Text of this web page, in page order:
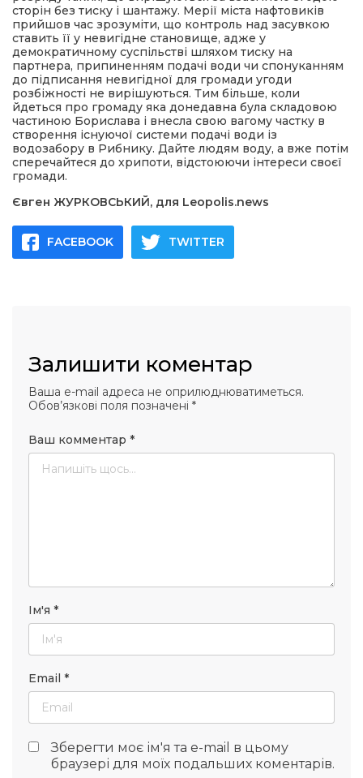
сторін без тиску і шантажу. Мерії міста нафтовиків
прийшов час зрозуміти, що контроль над засувкою
ставить її у невигідне становище, адже у
демократичному суспільстві шляхом тиску на
партнера, припиненням подачі води чи спонуканням
до підписання невигідної для громади угоди
розбіжності не вирішуються. Тим більше, коли
йдеться про громаду яка донедавна була складовою
частиною Борислава і внесла свою вагому частку в
створення існуючої системи подачі води із
водозабору в Рибнику. Дайте людям воду, а вже потім
сперечайтеся до хрипоти, відстоюючи інтереси своєї
громади.
Євген ЖУРКОВСЬКИЙ, для Leopolis.news
FACEBOOK TWITTER
Залишити коментар
Ваша e-mail адреса не оприлюднюватиметься.
Обов’язкові поля позначені *
Ваш комментар *
Ім'я *
Email *
Зберегти моє ім'я та e-mail в цьому
браузері для моїх подальших коментарів.